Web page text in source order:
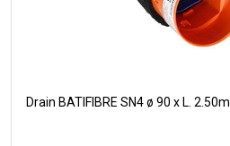
Drain BATIFIBRE SN4 ø 90 x L. 2.50m